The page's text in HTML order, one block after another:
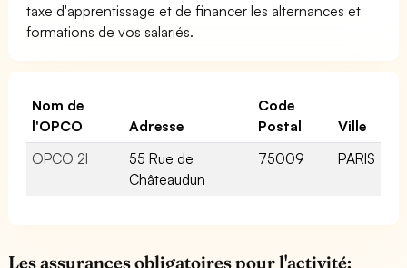
taxe d'apprentissage et de financer les alternances et
formations de vos salariés.
Nom de
l'OPCO
Adresse
Code
Postal
Ville
OPCO 2I
55 Rue de
Châteaudun
75009 PARIS
Les assurances obligatoires pour l'activité: